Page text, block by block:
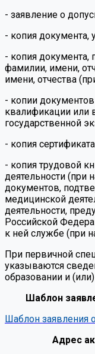
- заявление о
- копия документа,
- копия
фамилии, имени,
имени, отчества
- копии
квалификации или
государственной
- копия
- копия трудовой
деятельности (при
документов,
медицинской
деятельности,
Российской
к ней службе (при
При первичной
указываются
образовании и
Шаблон
Шаблон заявления
Адрес